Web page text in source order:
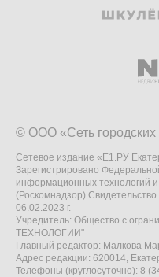
© ООО «Сеть городских
Сетевое издание «Е1.РУ
Зарегистрировано
информационных технологий
(Роскомнадзор)
06.02.2023 г.
Учредитель: Общество с
ТЕХНОЛОГИИ"
Главный редактор: Малкова
Адрес редакции: 620014,
Телефоны (круглосуточно): 8